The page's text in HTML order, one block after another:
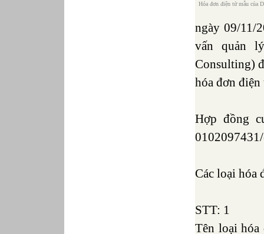
Hóa đơn điện tử mẫu của
ngày 09/11/
vấn quản
Consulting)
hóa đơn điện
Hợp đồng
Các loại hóa
STT: 1
Tên loại